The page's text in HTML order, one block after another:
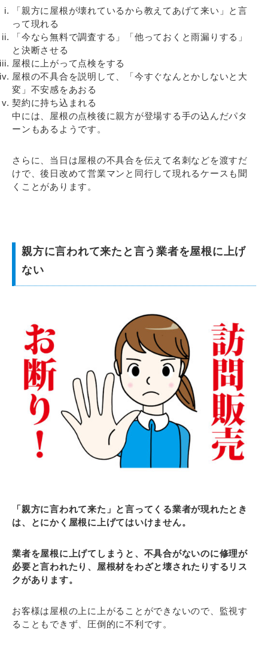
「親方に屋根が壊れているから教えてあげて来い」と言
って現れる
「今なら無料で調査する」「他っておくと雨漏りする」
と決断させる
屋根に上がって点検をする
屋根の不具合を説明して、
「今すぐなんとかしないと大
変」 不安感をあおる
契約に持ち込まれる
中には、屋根の点検後に親方が登場する手の込んだパタ
ーンもあるようです。
さらに、当日は屋根の不具合を伝えて名刺などを渡すだ
けで、後日改めて営業マンと同行して現れるケースも聞
くことがあります。
親方に言われて来たと言う業者を屋根に上げ
ない
「親方に言われて来た」と言ってくる業者が現れたとき
は、とにかく屋根に上げてはいけません。
業者を屋根に上げてしまうと、不具合がないのに修理が
必要と言われたり、屋根材をわざと壊されたりするリス
クがあります。
お客様は屋根の上に上がることができないので、監視す
ることもできず、圧倒的に不利です。